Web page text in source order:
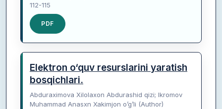
112-115
PDF
Elektron o‘quv resurslarini yaratish
bosqichlari.
Abduraximova Xilolaxon Abdurashid qizi; Ikromov
Muhammad Anasxn Xakimjon o’g’li (Author)